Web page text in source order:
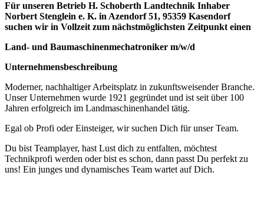
Für unseren Betrieb H. Schoberth Landtechnik Inhaber
Norbert Stenglein e. K. in Azendorf 51, 95359 Kasendorf
suchen wir in Vollzeit zum nächstmöglichsten Zeitpunkt einen
Land- und Baumaschinenmechatroniker m/w/d
Unternehmensbeschreibung
Moderner, nachhaltiger Arbeitsplatz in zukunftsweisender Branche.
Unser Unternehmen wurde 1921 gegründet und ist seit über 100
Jahren erfolgreich im Landmaschinenhandel tätig.
Egal ob Profi oder Einsteiger, wir suchen Dich für unser Team.
Du bist Teamplayer, hast Lust dich zu entfalten, möchtest
Technikprofi werden oder bist es schon, dann passt Du perfekt zu
uns! Ein junges und dynamisches Team wartet auf Dich.